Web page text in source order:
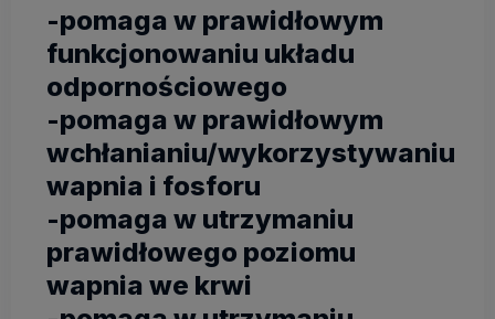
-pomaga w prawidłowym
funkcjonowaniu układu
odpornościowego
-pomaga w prawidłowym
wchłanianiu/wykorzystywaniu
wapnia i fosforu
-pomaga w utrzymaniu
prawidłowego poziomu
wapnia we krwi